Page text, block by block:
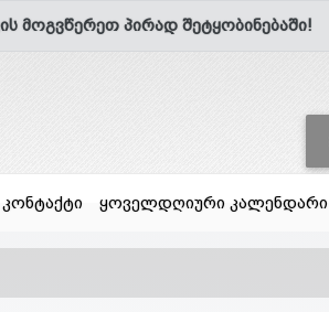
მოგვწერეთ პირად შეტყობინებაში!
კონტაქტი ყოველდღიური კალენდარი